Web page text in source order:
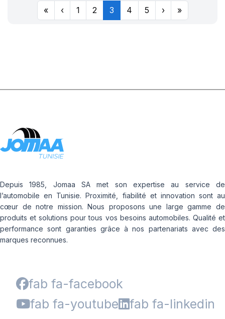
« ‹ 1 2 3 4 5 › »
Depuis 1985, Jomaa SA met son expertise au service de
l’automobile en Tunisie. Proximité, fiabilité et innovation sont au
cœur de notre mission. Nous proposons une large gamme de
produits et solutions pour tous vos besoins automobiles. Qualité et
performance sont garanties grâce à nos partenariats avec des
marques reconnues.
fab fa-facebook
fab fa-youtube
fab fa-linkedin